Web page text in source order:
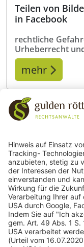
Teilen von
in Facebook
rechtliche
Urheberrecht
mehr
gulden
Jean-Pierre-